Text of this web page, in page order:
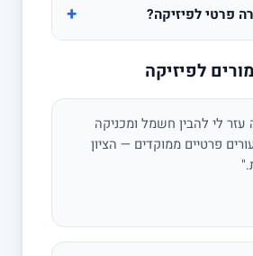
פרטי לפיזיקה? +
לפיזיקה
עזר לי להבין חשמל ומכניקה
פרטיים ממוקדים — הציון